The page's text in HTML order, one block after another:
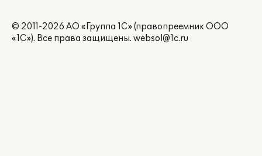
© 2011-2026 АО «Группа 1С» (правопреемник ООО
«1С»). Все права защищены. websol@1c.ru